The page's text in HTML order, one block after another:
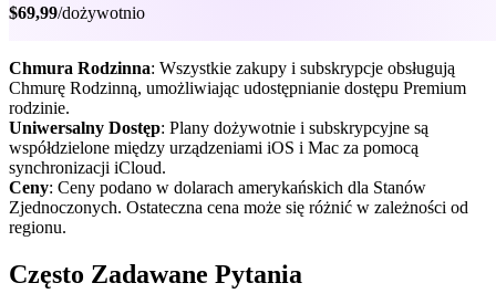
$69,99/dożywotnio
Chmura Rodzinna: Wszystkie zakupy i subskrypcje obsługują
Chmurę Rodzinną, umożliwiając udostępnianie dostępu Premium
rodzinie.
Uniwersalny Dostęp: Plany dożywotnie i subskrypcyjne są
współdzielone między urządzeniami iOS i Mac za pomocą
synchronizacji iCloud.
Ceny: Ceny podano w dolarach amerykańskich dla Stanów
Zjednoczonych. Ostateczna cena może się różnić w zależności od
regionu.
Często Zadawane Pytania